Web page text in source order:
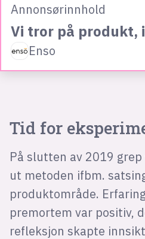
Annonsørinnhold
Vi tror på produkt,
Enso
Tid for
På slutten av 2019
ut metoden ifbm.
produktområde.
premortem var positiv,
refleksjon skapte